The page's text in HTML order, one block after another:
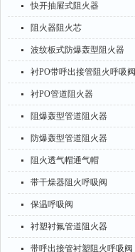
快开抽屉式阻火器
阻火器阻火芯
波纹板式防爆轰型阻火器
衬PO带呼出接管阻火呼吸阀
衬PO管道阻火器
阻爆轰型管道阻火器
防爆轰型管道阻火器
阻火透气帽通气帽
带干燥器阻火呼吸阀
保温呼吸阀
衬塑衬氟管道阻火器
带呼出接管衬塑阻火呼吸阀